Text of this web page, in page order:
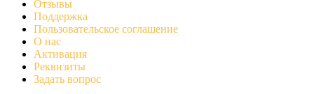
Отзывы
Поддержка
Пользовательское соглашение
О нас
Активация
Реквизиты
Задать вопрос